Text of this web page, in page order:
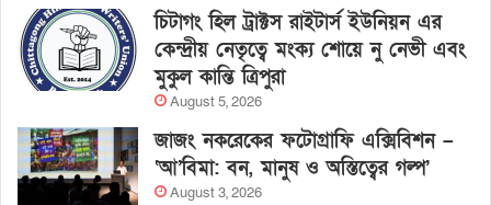
চিটাগং হিল ট্রাক্টস রাইটার্স ইউনিয়ন এর
কেন্দ্রীয় নেতৃত্বে মংক্য শোয়ে নু নেভী এবং
মুকুল কান্তি ত্রিপুরা
August 5, 2026
জাজং নকরেকের ফটোগ্রাফি এক্সিবিশন –
‘আ’বিমা: বন, মানুষ ও অস্তিত্বের গল্প’
August 3, 2026